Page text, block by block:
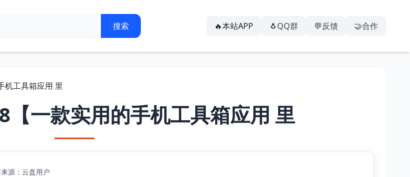
🔥本站APP 🐧QQ群 💬反馈 🤝合作
机工具箱应用 里
一款实用的手机工具箱应用 里
源：云盘用户